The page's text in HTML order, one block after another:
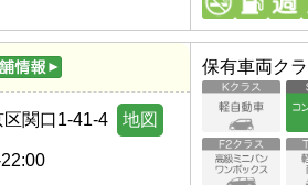
関口1-41-4 地図
保有車両ク